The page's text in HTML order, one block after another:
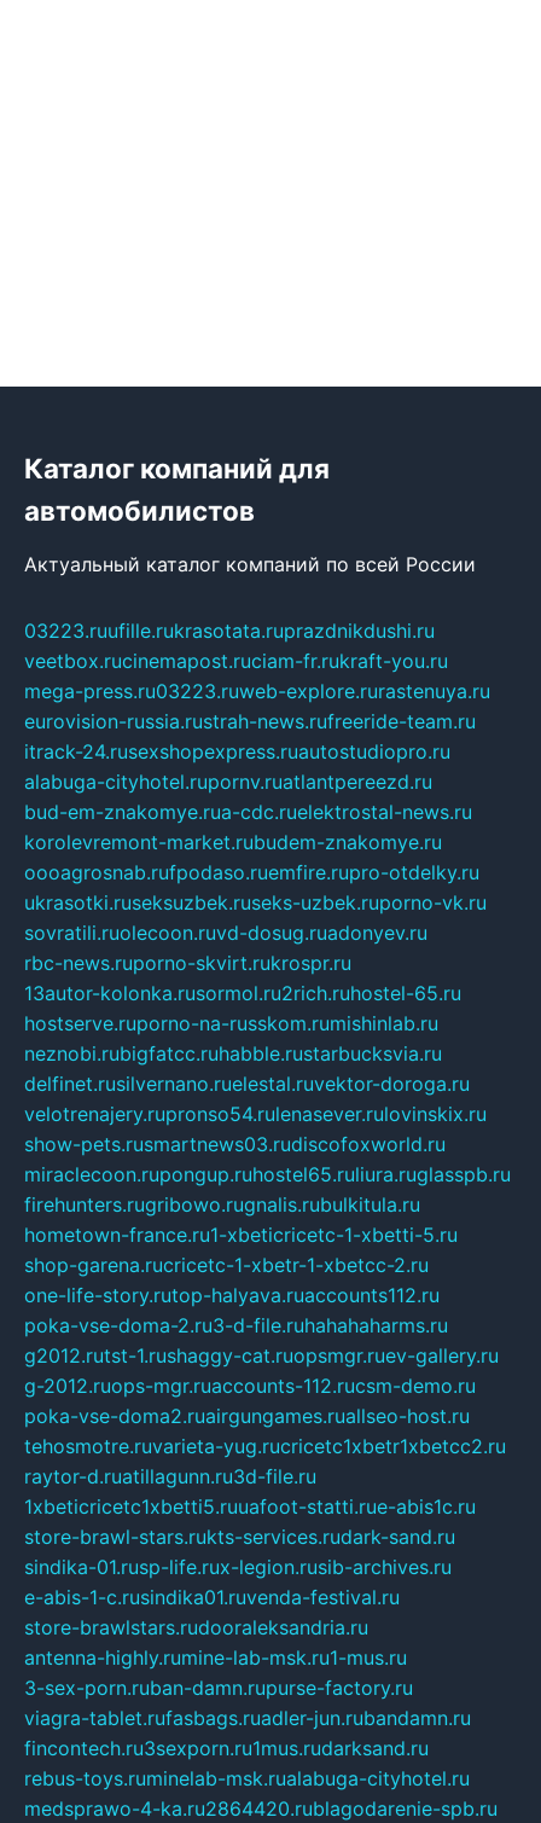
Каталог компаний для
автомобилистов
Актуальный каталог компаний по всей России
03223.ruufille.rukrasotata.ruprazdnikdushi.ru
veetbox.rucinemapost.ruciam-fr.rukraft-you.ru
mega-press.ru03223.ruweb-explore.rurastenuya.ru
eurovision-russia.rustrah-news.rufreeride-team.ru
itrack-24.rusexshopexpress.ruautostudiopro.ru
alabuga-cityhotel.rupornv.ruatlantpereezd.ru
bud-em-znakomye.rua-cdc.ruelektrostal-news.ru
korolevremont-market.rubudem-znakomye.ru
oooagrosnab.rufpodaso.ruemfire.rupro-otdelky.ru
ukrasotki.ruseksuzbek.ruseks-uzbek.ruporno-vk.ru
sovratili.ruolecoon.ruvd-dosug.ruadonyev.ru
rbc-news.ruporno-skvirt.rukrospr.ru
13autor-kolonka.rusormol.ru2rich.ruhostel-65.ru
hostserve.ruporno-na-russkom.rumishinlab.ru
neznobi.rubigfatcc.ruhabble.rustarbucksvia.ru
delfinet.rusilvernano.ruelestal.ruvektor-doroga.ru
velotrenajery.rupronso54.rulenasever.rulovinskix.ru
show-pets.rusmartnews03.rudiscofoxworld.ru
miraclecoon.rupongup.ruhostel65.ruliura.ruglasspb.ru
firehunters.rugribowo.rugnalis.rubulkitula.ru
hometown-france.ru1-xbeticricetc-1-xbetti-5.ru
shop-garena.rucricetc-1-xbetr-1-xbetcc-2.ru
one-life-story.rutop-halyava.ruaccounts112.ru
poka-vse-doma-2.ru3-d-file.ruhahahaharms.ru
g2012.rutst-1.rushaggy-cat.ruopsmgr.ruev-gallery.ru
g-2012.ruops-mgr.ruaccounts-112.rucsm-demo.ru
poka-vse-doma2.ruairgungames.ruallseo-host.ru
tehosmotre.ruvarieta-yug.rucricetc1xbetr1xbetcc2.ru
raytor-d.ruatillagunn.ru3d-file.ru
1xbeticricetc1xbetti5.ruuafoot-statti.rue-abis1c.ru
store-brawl-stars.rukts-services.rudark-sand.ru
sindika-01.rusp-life.rux-legion.rusib-archives.ru
e-abis-1-c.rusindika01.ruvenda-festival.ru
store-brawlstars.rudooraleksandria.ru
antenna-highly.rumine-lab-msk.ru1-mus.ru
3-sex-porn.ruban-damn.rupurse-factory.ru
viagra-tablet.rufasbags.ruadler-jun.rubandamn.ru
fincontech.ru3sexporn.ru1mus.rudarksand.ru
rebus-toys.ruminelab-msk.rualabuga-cityhotel.ru
medsprawo-4-ka.ru2864420.rublagodarenie-spb.ru